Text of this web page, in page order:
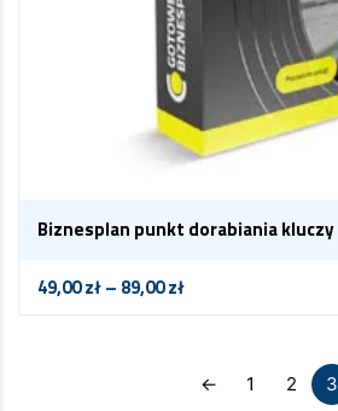
Biznesplan punkt dorabiania kluczy
49,00zł– 89,00zł
← 1 2 3